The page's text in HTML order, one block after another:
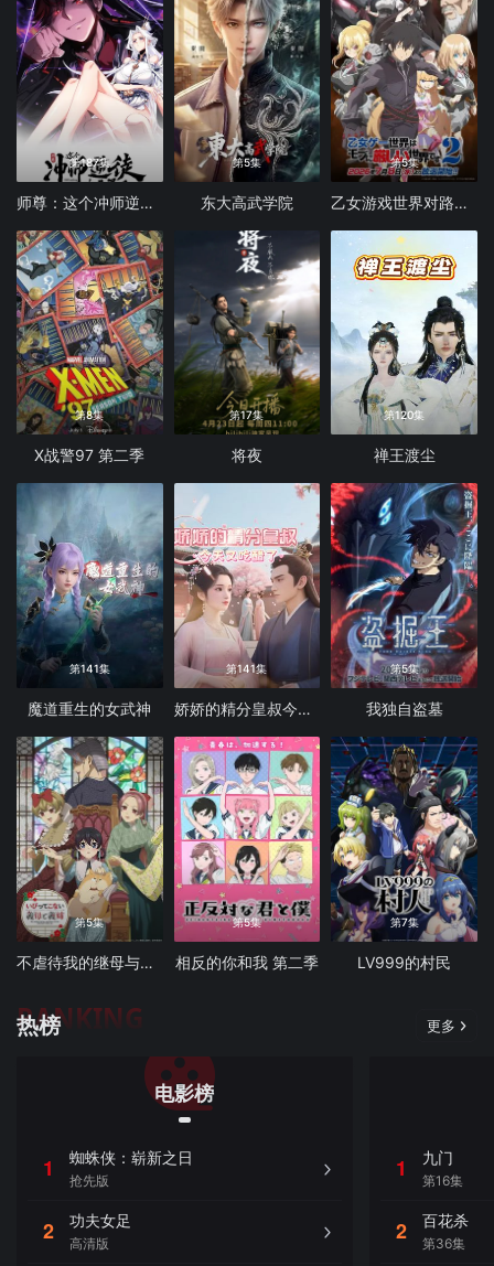
第187集
师尊：这个冲师逆徒才不是圣子 动态漫画
第5集
东大高武学院
第5集
乙女游戏世界对路人角色很不友好 第二季
第8集
X战警97 第二季
第17集
将夜
第120集
禅王渡尘
第141集
魔道重生的女武神
第141集
娇娇的精分皇叔今天又吃醋了
第5集
我独自盗墓
第5集
不虐待我的继母与继姐
第5集
相反的你和我 第二季
第7集
LV999的村民
热榜
RANKING 更多
电影榜
1 蜘蛛侠：崭新之日
抢先版
2 功夫女足
高清版
1 九门
第16集
2 百花杀
第36集